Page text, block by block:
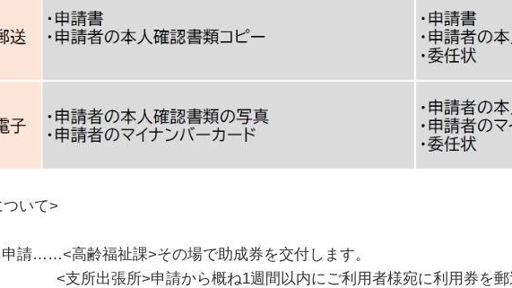
いて>
請……<高齢福祉課>その場で助成券を交付します。
所出張所>申請から概ね1週間以内にご利用者様宛に利用券を郵